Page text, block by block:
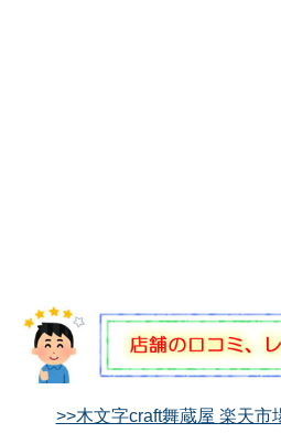
>>木文字craft舞蔵屋 楽天市